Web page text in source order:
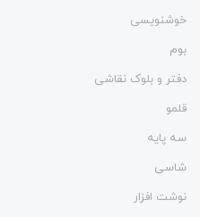
خوشنویسی
بوم
دفتر و بلوک نقاشی
قلمو
سه پایه
شاسی
نوشت افزار